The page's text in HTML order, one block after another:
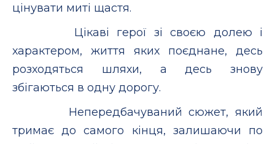
цінувати миті щастя.
Цікаві герої зі своєю долею і
характером, життя яких поєднане, десь
розходяться шляхи, а десь знову
збігаються в одну дорогу.
Непередбачуваний сюжет, який
тримає до самого кінця, залишаючи по